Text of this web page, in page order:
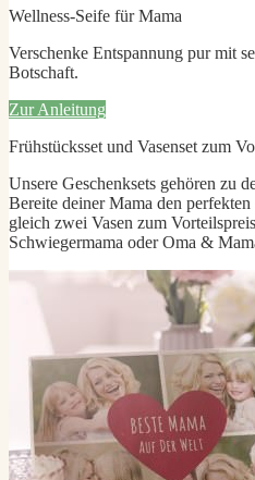
Wellness-Seife für Mama
Verschenke Entspannung pur mit
Botschaft.
Zur Anleitung
Frühstücksset und Vasenset zum
Unsere Geschenksets gehören zu
Bereite deiner Mama den
gleich zwei Vasen zum
Schwiegermama oder Oma &